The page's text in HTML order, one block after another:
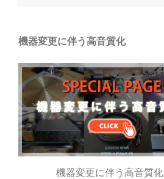
ゲ
シ
ョ
ン
機器変更に伴う高音質化
機器変更に伴う高音質化